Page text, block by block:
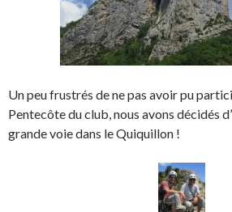
Un peu frustrés de ne pas avoir pu
Pentecôte du club, nous avons décidés
grande voie dans le Quiquillon !